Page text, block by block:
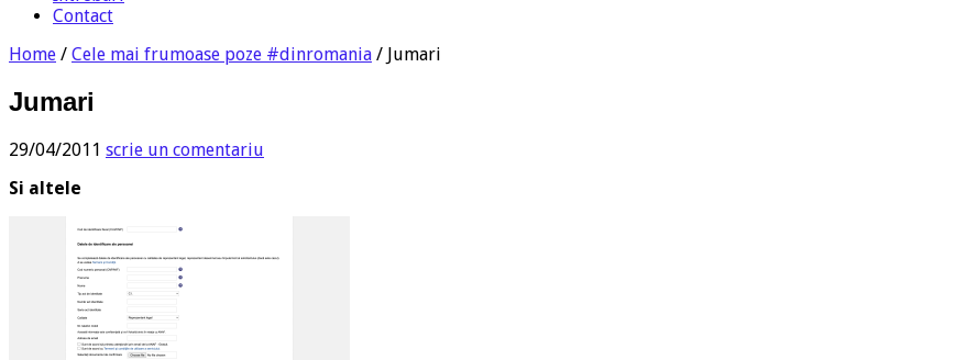
Contact
Home / Cele mai frumoase poze #dinromania / Jumari
Jumari
29/04/2011 scrie un comentariu
Si altele